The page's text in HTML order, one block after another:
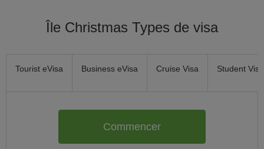
Île Christmas Types de visa
Tourist eVisa Business eVisa Cruise Visa Student Visa
Commencer